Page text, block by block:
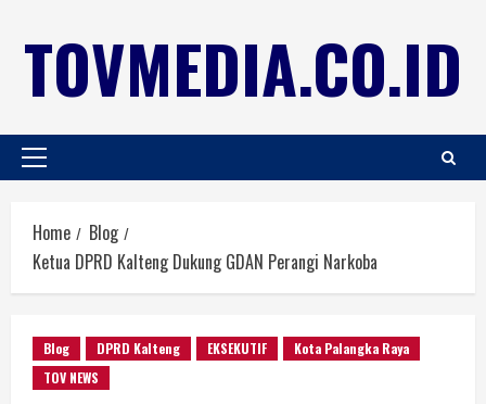
TOVMEDIA.CO.ID
Home
Blog
Ketua DPRD Kalteng Dukung GDAN Perangi Narkoba
Blog DPRD Kalteng EKSEKUTIF
Kota Palangka Raya
TOV NEWS